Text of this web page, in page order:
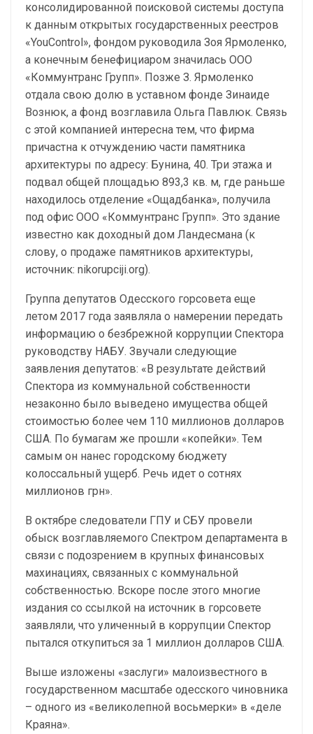
консолидированной поисковой системы доступа
к данным открытых государственных реестров
«YouСontrol», фондом руководила Зоя Ярмоленко,
а конечным бенефициаром значилась ООО
«Коммунтранс Групп». Позже З. Ярмоленко
отдала свою долю в уставном фонде Зинаиде
Вознюк, а фонд возглавила Ольга Павлюк. Связь
с этой компанией интересна тем, что фирма
причастна к отчуждению части памятника
архитектуры по адресу: Бунина, 40. Три этажа и
подвал общей площадью 893,3 кв. м, где раньше
находилось отделение «Ощадбанка», получила
под офис ООО «Коммунтранс Групп». Это здание
известно как доходный дом Ландесмана (к
слову, о продаже памятников архитектуры,
источник: nikorupciji.org).
Группа депутатов Одесского горсовета еще
летом 2017 года заявляла о намерении передать
информацию о безбрежной коррупции Спектора
руководству НАБУ. Звучали следующие
заявления депутатов: «В результате действий
Спектора из коммунальной собственности
незаконно было выведено имущества общей
стоимостью более чем 110 миллионов долларов
США. По бумагам же прошли «копейки». Тем
самым он нанес городскому бюджету
колоссальный ущерб. Речь идет о сотнях
миллионов грн».
В октябре следователи ГПУ и СБУ провели
обыск возглавляемого Спектром департамента в
связи с подозрением в крупных финансовых
махинациях, связанных с коммунальной
собственностью. Вскоре после этого многие
издания со ссылкой на источник в горсовете
заявляли, что уличенный в коррупции Спектор
пытался откупиться за 1 миллион долларов США.
Выше изложены «заслуги» малоизвестного в
государственном масштабе одесского чиновника
– одного из «великолепной восьмерки» в «деле
Краяна».